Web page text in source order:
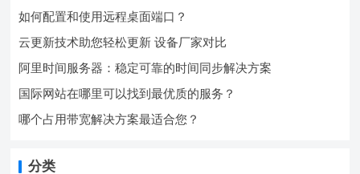
如何配置和使用远程桌面端口？
云更新技术助您轻松更新 设备厂家对比
阿里时间服务器：稳定可靠的时间同步解决方案
国际网站在哪里可以找到最优质的服务？
哪个占用带宽解决方案最适合您？
分类